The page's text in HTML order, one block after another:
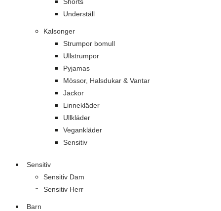
Underställ
Kalsonger
Strumpor bomull
Ullstrumpor
Pyjamas
Mössor, Halsdukar & Vantar
Jackor
Linnekläder
Ullkläder
Vegankläder
Sensitiv
Sensitiv
Sensitiv Dam
Sensitiv Herr
Barn